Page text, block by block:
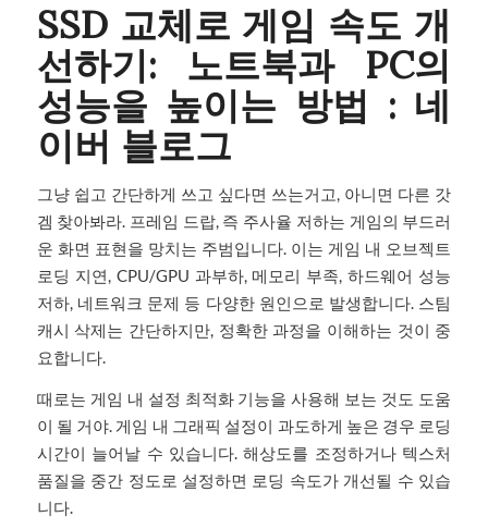
SSD 교체로 게임 속도 개
선하기: 노트북과 PC의
성능을 높이는 방법 : 네
이버 블로그
그냥 쉽고 간단하게 쓰고 싶다면 쓰는거고, 아니면 다른 갓
겜 찾아봐라. 프레임 드랍, 즉 주사율 저하는 게임의 부드러
운 화면 표현을 망치는 주범입니다. 이는 게임 내 오브젝트
로딩 지연, CPU/GPU 과부하, 메모리 부족, 하드웨어 성능
저하, 네트워크 문제 등 다양한 원인으로 발생합니다. 스팀
캐시 삭제는 간단하지만, 정확한 과정을 이해하는 것이 중
요합니다.
때로는 게임 내 설정 최적화 기능을 사용해 보는 것도 도움
이 될 거야. 게임 내 그래픽 설정이 과도하게 높은 경우 로딩
시간이 늘어날 수 있습니다. 해상도를 조정하거나 텍스처
품질을 중간 정도로 설정하면 로딩 속도가 개선될 수 있습
니다.